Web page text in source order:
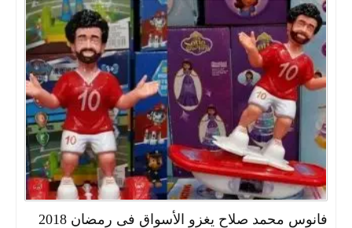
فانوس محمد صلاح يغزو الأسواق فى رمضان 2018